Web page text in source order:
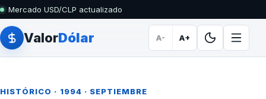
Mercado USD/CLP actualizado
ValorDólar A- A+
HISTÓRICO · 1994 · SEPTIEMBRE